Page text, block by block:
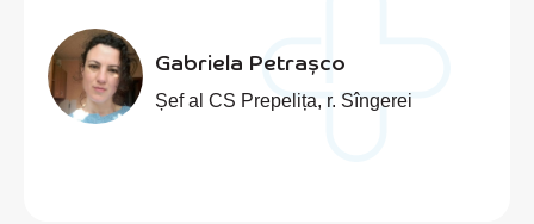
Gabriela Petrașco
Șef al CS Prepelița, r. Sîngerei